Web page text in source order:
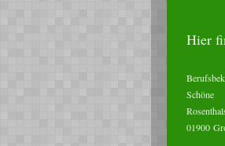
Hier
Schöne
01900